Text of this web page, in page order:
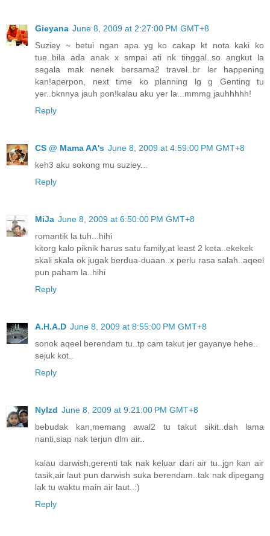
Gieyana June 8, 2009 at 2:27:00 PM GMT+8
Suziey ~ betui ngan apa yg ko cakap kt nota kaki ko
tue..bila ada anak x smpai ati nk tinggal..so angkut la
segala mak nenek bersama2 travel..br ler happening
kan!aperpon, next time ko planning lg g Genting tu
yer..bknnya jauh pon!kalau aku yer la...mmmg jauhhhhh!
Reply
CS @ Mama AA's June 8, 2009 at 4:59:00 PM GMT+8
keh3 aku sokong mu suziey...
Reply
MiJa June 8, 2009 at 6:50:00 PM GMT+8
romantik la tuh...hihi
kitorg kalo piknik harus satu family,at least 2 keta..ekekek
skali skala ok jugak berdua-duaan..x perlu rasa salah..aqeel
pun paham la..hihi
Reply
A.H.A.D June 8, 2009 at 8:55:00 PM GMT+8
sonok aqeel berendam tu..tp cam takut jer gayanye hehe..
sejuk kot..
Reply
NyIzd June 8, 2009 at 9:21:00 PM GMT+8
bebudak kan,memang awal2 tu takut sikit..dah lama
nanti,siap nak terjun dlm air..
kalau darwish,gerenti tak nak keluar dari air tu..jgn kan air
tasik,air laut pun darwish suka berendam..tak nak dipegang
lak tu waktu main air laut..:)
Reply